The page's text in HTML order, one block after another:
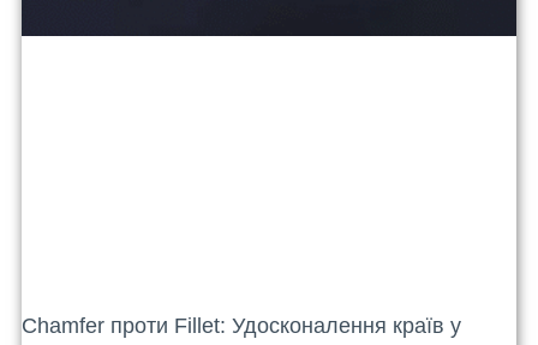
Chamfer проти Fillet: Удосконалення країв у